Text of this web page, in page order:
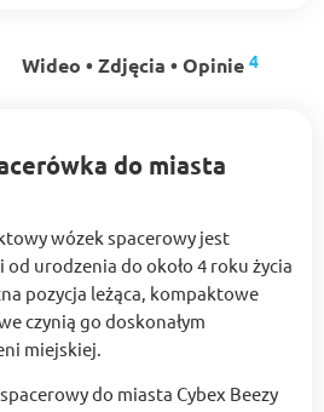
Wideo • Zdjęcia • Opinie 4
do miasta
wózek spacerowy jest
od urodzenia do około 4 roku życia
pozycja leżąca, kompaktowe
czynią go doskonałym
miejskiej.